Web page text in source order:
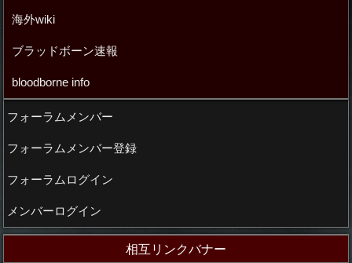
海外wiki
ブラッドボーン速報
bloodborne info
フォーラムメンバー
フォーラムメンバー登録
フォーラムログイン
メンバーログイン
相互リンクバナー